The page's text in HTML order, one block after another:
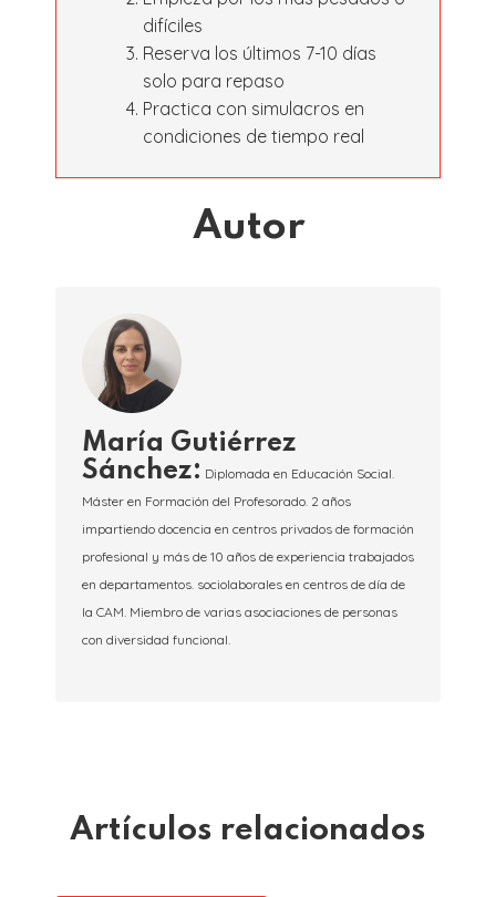
difíciles
Reserva los últimos 7-10 días
solo para repaso
Practica con simulacros en
condiciones de tiempo real
Autor
María Gutiérrez
Sánchez: Diplomada en Educación Social.
Máster en Formación del Profesorado. 2 años
impartiendo docencia en centros privados de formación
profesional y más de 10 años de experiencia trabajados
en departamentos. sociolaborales en centros de día de
la CAM. Miembro de varias asociaciones de personas
con diversidad funcional.
Artículos relacionados